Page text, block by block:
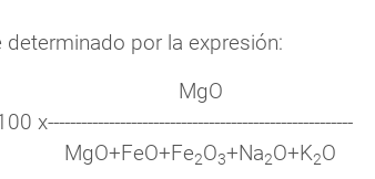
determinado por la expresión:
MgO
x-------------------------------------------------------
MgO+FeO+Fe2O3+Na2O+K2O